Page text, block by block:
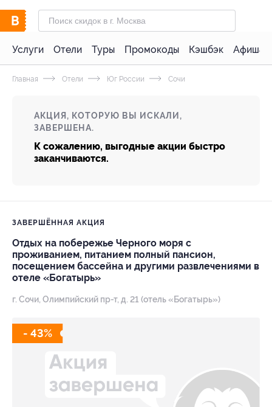
Услуги Отели Туры Промокоды Кэшбэк Афиша
Главная Отели Юг России Сочи
АКЦИЯ, КОТОРУЮ ВЫ ИСКАЛИ,
ЗАВЕРШЕНА.
К сожалению, выгодные акции быстро
заканчиваются.
ЗАВЕРШЁННАЯ АКЦИЯ
Отдых на побережье Черного моря с
проживанием, питанием полный пансион,
посещением бассейна и другими развлечениями в
отеле «Богатырь»
г. Сочи, Олимпийский пр-т, д. 21 (отель «Богатырь»)
- 43%